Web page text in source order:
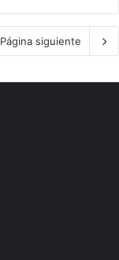
Página siguiente